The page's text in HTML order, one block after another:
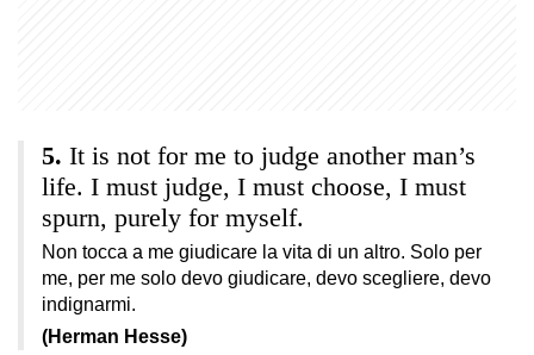
It is not for me to judge another man’s
life. I must judge, I must choose, I must
spurn, purely for myself.
Non tocca a me giudicare la vita di un altro. Solo per
me, per me solo devo giudicare, devo scegliere, devo
indignarmi.
(Herman Hesse)